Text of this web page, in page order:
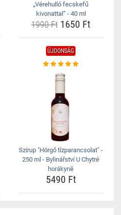
„Vérehulló fecskefű
kivonattal” - 40 ml
1990 Ft 1650 Ft
ÚJDONSÁG
Szirup "Hörgő tízparancsolat" -
250 ml - Bylinářství U Chytré
horákyně
5490 Ft